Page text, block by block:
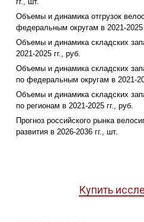
Объемы и динамика отгрузок
федеральным округам в 2021-2025
Объемы и динамика складских
2021-2025 гг., руб.
Объемы и динамика складских
по федеральным округам в 2021-
Объемы и динамика складских
по регионам в 2021-2025 гг., руб.
Прогноз российского рынка
развития в 2026-2036 гг., шт.
Купить